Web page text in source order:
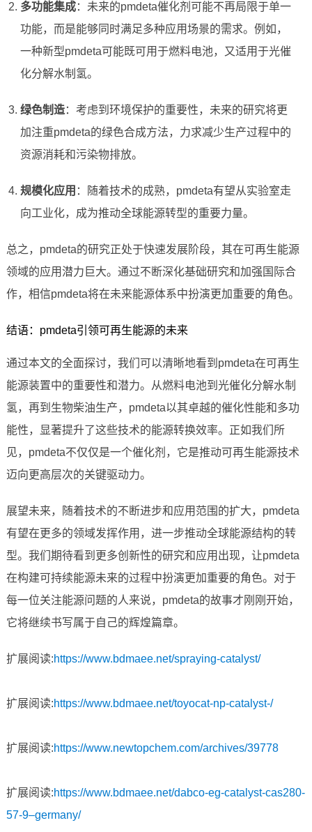
多功能集成：未来的pmdeta催化剂可能不再局限于单一
功能，而是能够同时满足多种应用场景的需求。例如，
一种新型pmdeta可能既可用于燃料电池，又适用于光催
化分解水制氢。
绿色制造：考虑到环境保护的重要性，未来的研究将更
加注重pmdeta的绿色合成方法，力求减少生产过程中的
资源消耗和污染物排放。
规模化应用 ：随着技术的成熟，pmdeta有望从实验室走
向工业化，成为推动全球能源转型的重要力量。
总之，pmdeta的研究正处于快速发展阶段，其在可再生能源
领域的应用潜力巨大。通过不断深化基础研究和加强国际合
作，相信pmdeta将在未来能源体系中扮演更加重要的角色。
结语：pmdeta引领可再生能源的未来
通过本文的全面探讨，我们可以清晰地看到pmdeta在可再生
能源装置中的重要性和潜力。从燃料电池到光催化分解水制
氢，再到生物柴油生产，pmdeta以其卓越的催化性能和多功
能性，显著提升了这些技术的能源转换效率。正如我们所
见，pmdeta不仅仅是一个催化剂，它是推动可再生能源技术
迈向更高层次的关键驱动力。
展望未来，随着技术的不断进步和应用范围的扩大，pmdeta
有望在更多的领域发挥作用，进一步推动全球能源结构的转
型。我们期待看到更多创新性的研究和应用出现，让pmdeta
在构建可持续能源未来的过程中扮演更加重要的角色。对于
每一位关注能源问题的人来说，pmdeta的故事才刚刚开始，
它将继续书写属于自己的辉煌篇章。
扩展阅读:https://www.bdmaee.net/spraying-catalyst/
扩展阅读:https://www.bdmaee.net/toyocat-np-catalyst-/
扩展阅读:https://www.newtopchem.com/archives/39778
扩展阅读:https://www.bdmaee.net/dabco-eg-catalyst-cas280-
57-9–germany/